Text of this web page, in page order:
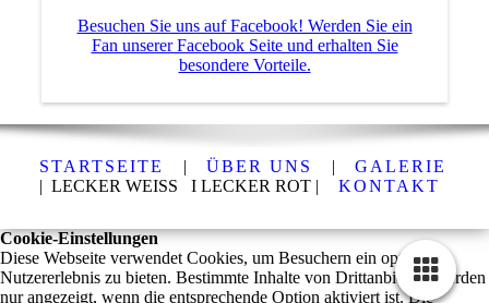
Besuchen Sie uns auf Facebook! Werden Sie ein
Fan unserer Facebook Seite und erhalten Sie
besondere Vorteile.
STARTSEITE | ÜBER UNS |
GALERIE
| LECKER WEISS I LECKER ROT |
KONTAKT
Cookie-Einstellungen
Diese Webseite verwendet Cookies, um Besuchern ein optimales
Nutzererlebnis zu bieten. Bestimmte Inhalte von Drittanbietern werden
nur angezeigt, wenn die entsprechende Option aktiviert ist. Die